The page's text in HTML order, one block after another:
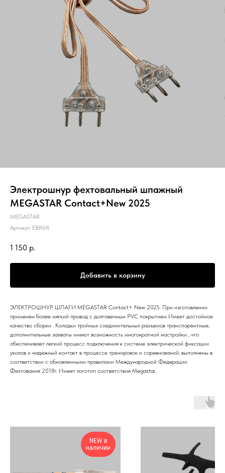
Электрошнур фехтовальный шпажный
MEGASTAR Contact+New 2025
MEGASTAR
Артикул: EBR68
1 150 р.
Добавить в корзину
ЭЛЕКТРОШНУР ШПАГИ MEGASTAR Contact+ New 2025. При изготовлении
применен более мягкий провод с долговечным PVC покрытием Имеет достойное
качество сборки . Колодки тройных соединительных разъемов транспарентные,
дополнительные захваты имеют возможность многократной настройки , что
обеспечивает легкий процесс подключения к системе электрической фиксации
уколов и надежный контакт в процессе тренировок и соревнований, выполнены в
соответствии с обновленными правилами Международной Федерации
Фехтования 2018г. Имеет логотип соответствия Megastar..
NEW в
наличии